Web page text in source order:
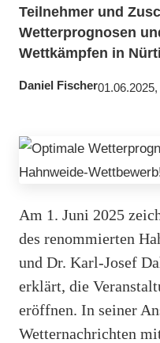
Teilnehmer und
Wetterprognosen
Wettkämpfen in
Daniel Fischer
Am 1. Juni 2025
des renommierten
und Dr. Karl-Josef
erklärt, die
eröffnen. In seiner
Wetternachrichten